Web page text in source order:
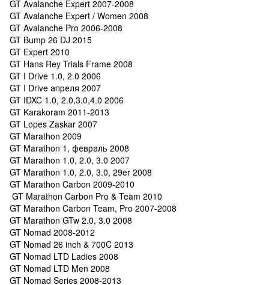
GT Avalanche Expert 2007-2008
GT Avalanche Expert / Women 2008
GT Avalanche Pro 2006-2008
GT Bump 26 DJ 2015
GT Expert 2010
GT Hans Rey Trials Frame 2008
GT I Drive 1.0, 2.0 2006
GT I Drive апреля 2007
GT IDXC 1.0, 2.0,3.0,4.0 2006
GT Karakoram 2011-2013
GT Lopes Zaskar 2007
GT Marathon 2009
GT Marathon 1, февраль 2008
GT Marathon 1.0, 2.0, 3.0 2007
GT Marathon 1.0, 2.0, 3.0, 29er 2008
GT Marathon Carbon 2009-2010
GT Marathon Carbon Pro & Team 2010
GT Marathon Carbon Team, Pro 2007-2008
GT Marathon GTw 2.0, 3.0 2008
GT Nomad 2008-2012
GT Nomad 26 inch & 700C 2013
GT Nomad LTD Ladies 2008
GT Nomad LTD Men 2008
GT Nomad Series 2008-2013